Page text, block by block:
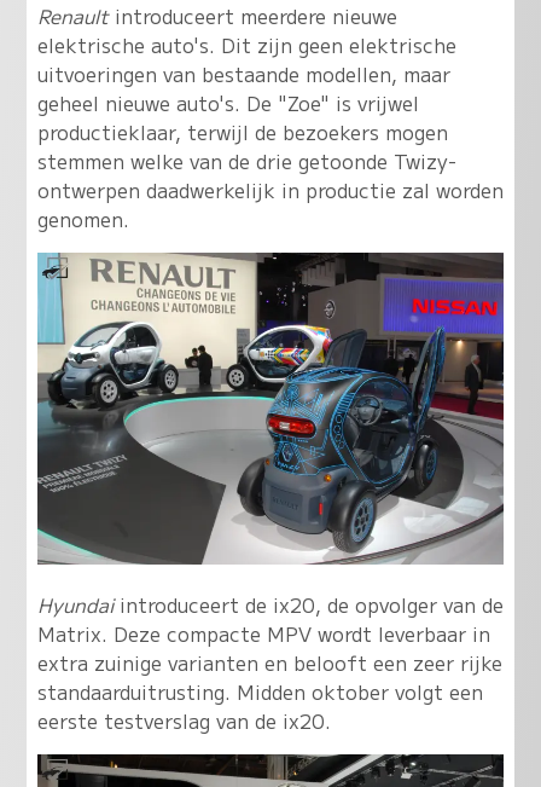
Renaultintroduceert meerdere nieuwe
elektrische auto's. Dit zijn geen elektrische
uitvoeringen van bestaande modellen, maar
geheel nieuwe auto's. De "Zoe" is vrijwel
productieklaar, terwijl de bezoekers mogen
stemmen welke van de drie getoonde Twizy-
ontwerpen daadwerkelijk in productie zal worden
genomen.
Hyundaiintroduceert de ix20, de opvolger van de
Matrix. Deze compacte MPV wordt leverbaar in
extra zuinige varianten en belooft een zeer rijke
standaarduitrusting. Midden oktober volgt een
eerste testverslag van de ix20.